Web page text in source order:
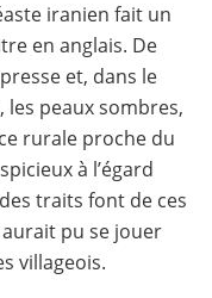
iranien fait un
en anglais. De
et, dans le
peaux sombres,
rurale proche du
à l’égard
traits font de ces
pu se jouer
villageois.